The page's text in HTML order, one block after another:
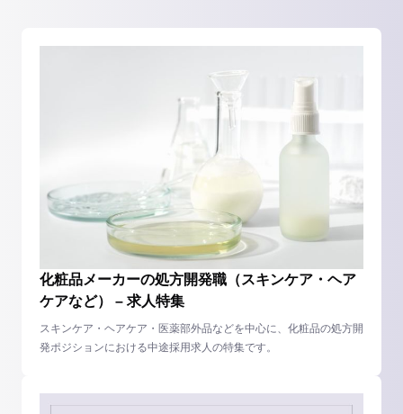
化粧品メーカーの処方開発職（スキンケア・ヘア
ケアなど） – 求人特集
スキンケア・ヘアケア・医薬部外品などを中心に、化粧品の処方開
発ポジションにおける中途採用求人の特集です。